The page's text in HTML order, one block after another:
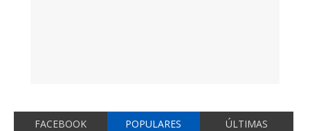
FACEBOOK POPULARES ÚLTIMAS